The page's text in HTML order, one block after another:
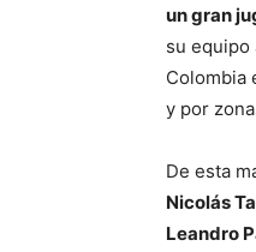
un gran
su equipo
Colombia
y por
De esta
Nicolás
Leandro